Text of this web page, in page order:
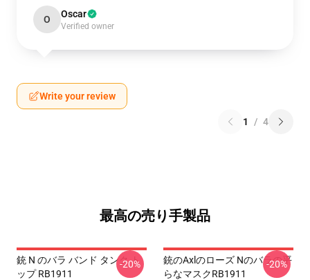
O Oscar
Verified owner
Write your review
1 / 4
最高の売り手製品
銃 N のバラ バンド タンク ト
ップ RB1911
-20%
銃のAxlのローズ Nのバラの平
らなマスクRB1911
-20%